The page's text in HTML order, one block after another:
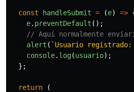
const handleSubmit = (e) =>
e. preventDefault ();
// Aquí normalmente
alert ( `Usuario registrado:
console. log(usuario);
};
return
(